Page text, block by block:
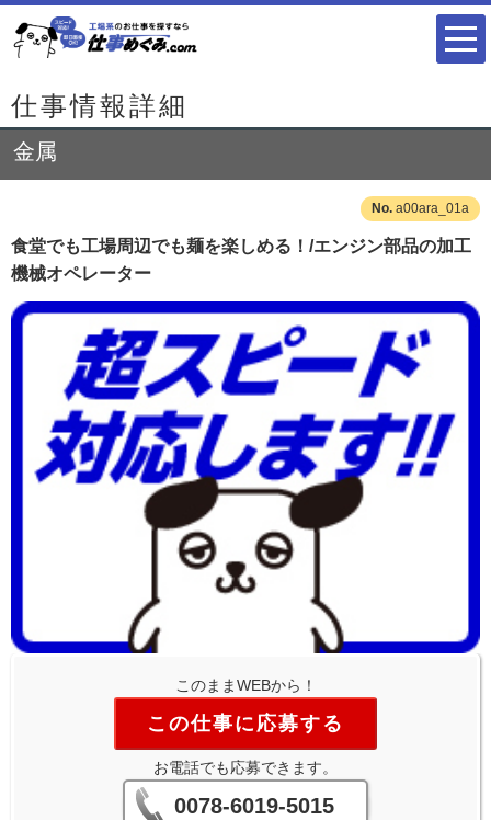
仕事情報詳細
金属
a00ara_01a
食堂でも工場周辺でも麺を楽しめる！/エンジン部品の加工
機械オペレーター
このままWEBから！
この仕事に応募する
お電話でも応募できます。
0078-6019-5015